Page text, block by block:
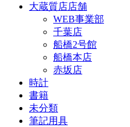
大蔵質店店舗
WEB事業部
千葉店
船橋2号館
船橋本店
赤坂店
時計
書籍
未分類
筆記用具